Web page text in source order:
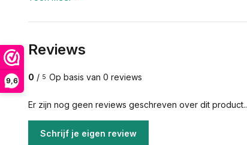
9,6
Reviews
0 / 5 Op basis van 0 reviews
Er zijn nog geen reviews geschreven over dit product..
Schrijf je eigen review